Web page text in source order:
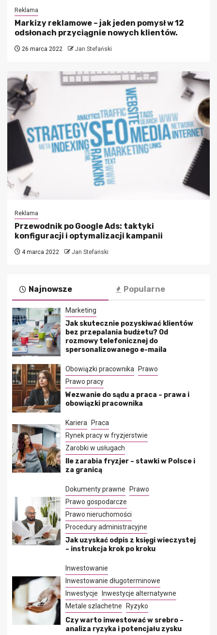
Reklama
Markizy reklamowe – jak jeden pomysł w 12
odsłonach przyciągnie nowych klientów.
26 marca 2022 Jan Stefański
Reklama
Przewodnik po Google Ads: taktyki
konfiguracji i optymalizacji kampanii
4 marca 2022 Jan Stefański
Najnowsze Popularne
Marketing
Jak skutecznie pozyskiwać klientów
bez przepalania budżetu? Od
rozmowy telefonicznej do
spersonalizowanego e-maila
Obowiązki pracownika
Prawo
Prawo pracy
Wezwanie do sądu a praca – prawa i
obowiązki pracownika
Kariera
Praca
Rynek pracy w fryzjerstwie
Zarobki w usługach
Ile zarabia fryzjer – stawki w Polsce i
za granicą
Dokumenty prawne
Prawo
Prawo gospodarcze
Prawo nieruchomości
Procedury administracyjne
Jak uzyskać odpis z księgi wieczystej
– instrukcja krok po kroku
Inwestowanie
Inwestowanie długoterminowe
Inwestycje
Inwestycje alternatywne
Metale szlachetne
Ryzyko
Czy warto inwestować w srebro –
analiza ryzyka i potencjału zysku